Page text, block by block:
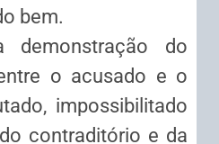
bem.
demonstração do
o acusado e o
impossibilitado
contraditório e da